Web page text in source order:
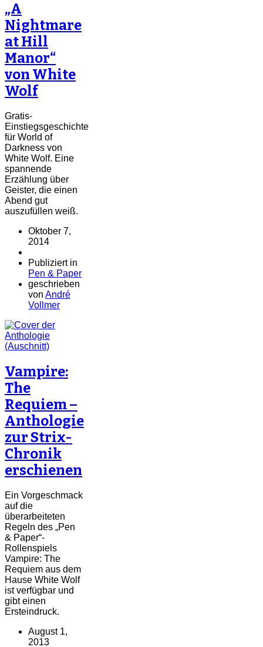
„A
Nightmare
at Hill
Manor“
von White
Wolf
Gratis-
Einstiegsgeschichte
für World of
Darkness von
White Wolf. Eine
spannende
Erzählung über
Geister, die einen
Abend gut
auszufüllen weiß.
Oktober 7,
2014
Publiziert in
Pen & Paper
geschrieben
von André
Vollmer
Vampire:
The
Requiem –
Anthologie
zur Strix-
Chronik
erschienen
Ein Vorgeschmack
auf die
überarbeiteten
Regeln des „Pen
& Paper“-
Rollenspiels
Vampire: The
Requiem aus dem
Hause White Wolf
ist verfügbar und
gibt einen
Ersteindruck.
August 1,
2013